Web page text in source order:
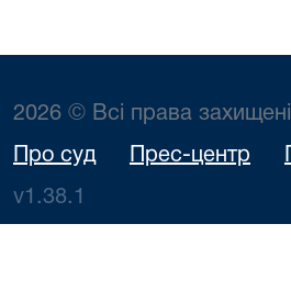
2026 © Всі права захищені
Про суд Прес-центр
v1.38.1